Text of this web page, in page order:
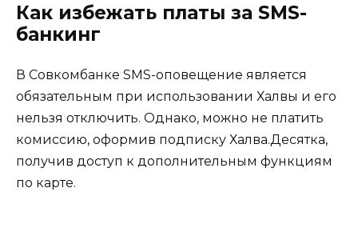
Как избежать платы за SMS-
банкинг
В Совкомбанке SMS-оповещение является
обязательным при использовании Халвы и его
нельзя отключить. Однако, можно не платить
комиссию, оформив подписку Халва.Десятка,
получив доступ к дополнительным функциям
по карте.